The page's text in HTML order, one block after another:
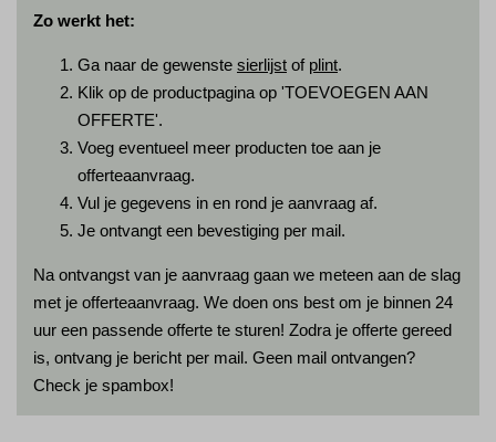
Zo werkt het:
Ga naar de gewenste sierlijst of plint.
Klik op de productpagina op 'TOEVOEGEN AAN
OFFERTE'.
Voeg eventueel meer producten toe aan je
offerteaanvraag.
Vul je gegevens in en rond je aanvraag af.
Je ontvangt een bevestiging per mail.
Na ontvangst van je aanvraag gaan we meteen aan de slag
met je offerteaanvraag. We doen ons best om je binnen 24
uur een passende offerte te sturen! Zodra je offerte gereed
is, ontvang je bericht per mail. Geen mail ontvangen?
Check je spambox!